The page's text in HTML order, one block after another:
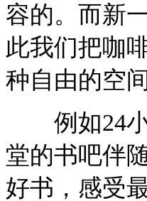
容的。而新
此我们把咖
种自由的空
例如24小
堂的书吧伴
好书，感受